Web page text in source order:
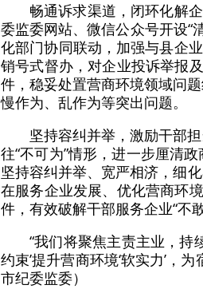
畅通诉求渠道，闭环化解
委监委网站、微信公众号开设“
化部门协同联动，加强与县企
销号式督办，对企业投诉举报
件，稳妥处置营商环境领域问
慢作为、乱作为等突出问题。
坚持容纠并举，激励干部
往“不可为”情形，进一步厘清
坚持容纠并举、宽严相济，细
在服务企业发展、优化营商环
件，有效破解干部服务企业“不
“我们将聚焦主责主业，持
约束’提升营商环境‘软实力’，
市纪委监委）